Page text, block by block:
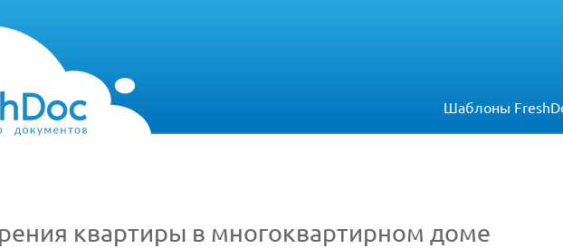
Шаблоны
квартиры в многоквартирном доме